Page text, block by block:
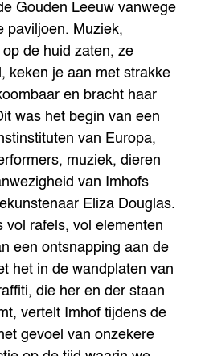
Gouden Leeuw vanwege
paviljoen. Muziek,
de huid zaten, ze
keken je aan met strakke
en bracht haar
was het begin van een
van Europa,
muziek, dieren
van Imhofs
Eliza Douglas.
rafels, vol elementen
een ontsnapping aan de
het in de wandplaten van
die her en der staan
vertelt Imhof tijdens de
gevoel van onzekere